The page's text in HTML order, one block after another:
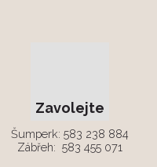
Zavolejte
Šumperk: 583 238 884
Zábřeh: 583 455 071